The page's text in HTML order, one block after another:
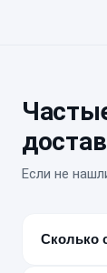
Если не
Сколько